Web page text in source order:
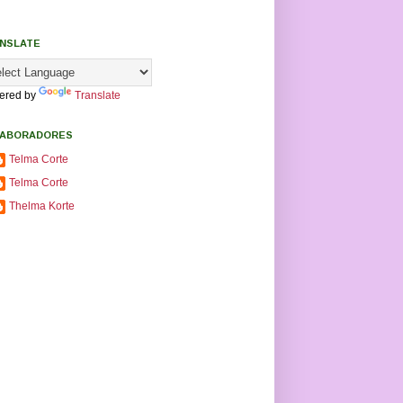
by Translate
Telma Corte
Telma Corte
Thelma Korte